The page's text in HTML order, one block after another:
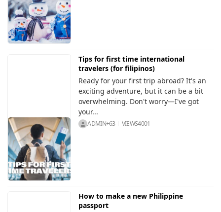
Tips for first time international
travelers (for filipinos)
Ready for your first trip abroad? It's an
exciting adventure, but it can be a bit
overwhelming. Don't worry—I've got
your...
ADMIN+63 VIEWS4001
How to make a new Philippine
passport